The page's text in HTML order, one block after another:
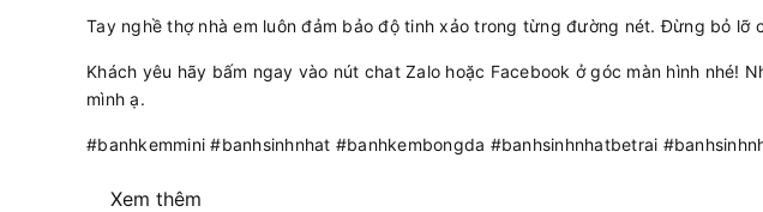
Tay nghề thợ nhà em luôn đảm bảo độ tinh xảo trong từng đường nét. Đừng bỏ lỡ
Khách yêu hãy bấm ngay vào nút chat Zalo hoặc Facebook ở góc màn hình nhé!
mình ạ.
#banhkemmini #banhsinhnhat #banhkembongda #banhsinhnhatbetrai
Xem thêm